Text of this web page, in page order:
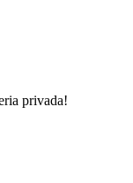
privada!